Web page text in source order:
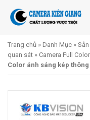
Trang chủ » Danh Mục »
quan sát » Camera Full Color
Color ánh sáng kép thông